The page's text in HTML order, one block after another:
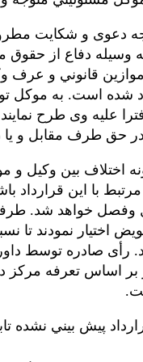
دﻋﻮى و ﺷﻜﺎﻳﺖ
وﺳﻴﻠﻪ دﻓﺎع از
ﻗﺎﻧﻮﻧﻲ و
ﺷﺪه اﺳﺖ. ﺑﻪ
ﻋﻠﻴﻪ وى ﻃﺮح
ﺣﻖ ﻃﺮف ﻣﻘﺎﺑﻞ و
اﺧﺘﻼف ﺑﻴﻦ وﻛﻴﻞ و
ﻣﺮﺗﺒﻂ ﺑﺎ اﻳﻦ ﻗﺮارداد
ﺧﻮاﻫﺪ ﺷﺪ. ﻃﺮﻓﻴﻦ
اﺧﺘﻴﺎر ﻧﻤﻮدﻧﺪ
رأى ﺻﺎدره ﺗﻮﺳﻂ
ﺑﺮ اﺳﺎس ﺗﻌﺮﻓﻪ ﻣﺮﻛﺰ
.
ﭘﻴﺶ ﺑﻴﻨﻲ ﻧﺸﺪه